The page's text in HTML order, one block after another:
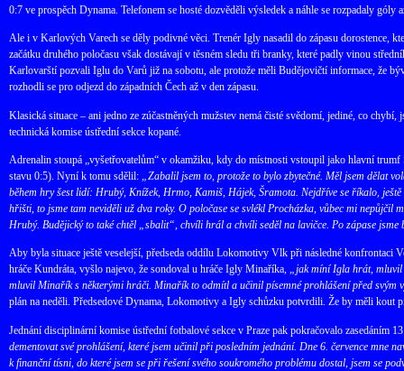
0:7 ve prospěch Dynama. Telefonem se hosté dozvěděli výsledek a náhle se rozpadaly góly
Ale i v Karlových Varech se děly podivné věci. Trenér Igly nasadil do zápasu dorostence,
začátku druhého poločasu však dostávají v těsném sledu tři branky, které padly vinou
Karlovarští pozvali Iglu do Varů již na sobotu, ale protože měli Budějovičtí informace, že
rozhodli se pro odjezd do západních Čech až v den zápasu.
Klasická situace – ani jedno ze zúčastněných mužstev nemá čisté svědomí, jediné, co
technická komise ústřední sekce kopané.
Adrenalin stoupá „vyšetřovatelům“ v okamžiku, kdy do místnosti vstoupil jako hlavní
stavu 0:5). Nyní k tomu sdělil: „Zabalil jsem to, protože to bylo zbytečné. Měl jsem dělat
během hry šest lidí: Hrubý, Knížek, Hrmo, Kamiš, Hájek, Šramota. Nejdříve se říkalo,
hřišti, to jsme tam neviděli už dva roky. O poločase se svlékl Procházka, vůbec mi nepůjčil
Hrubý. Budějický to také chtěl „sbalit“, chvíli hrál a chvíli seděl na lavičce. Po zápase
Aby byla situace ještě veselejší, předseda oddílu Lokomotivy Vlk při následné konfrontaci
hráče Kundráta, vyšlo najevo, že sondoval u hráče Igly Minaříka, „jak míní Igla hrát, mluvil
mluvil Minařík s některými hráči. Minařík to odmítl a učinil písemné prohlášení před svým
plán na neděli. Předsedové Dynama, Lokomotivy a Igly schůzku potvrdili. Že by měli kout
Jednání disciplinární komise ústřední fotbalové sekce v Praze pak pokračovalo
dementovat své prohlášení, které jsem učinil při posledním jednání. Dne 6. července mne
k finanční tísni, do které jsem se při řešení svého soukromého problému dostal, jsem se